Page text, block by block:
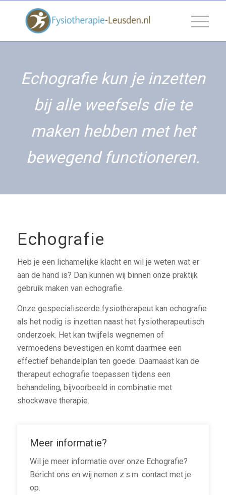
Echografie kun je inzetten
bij alle weefsels die te
maken hebben met het
bewegend functioneren.
Echografie
Heb je een lichamelijke klacht en wil je weten wat er
aan de hand is? Dan kunnen wij binnen onze praktijk
gebruik maken van echografie.
Onze gespecialiseerde fysiotherapeut kan echografie
als het nodig is inzetten naast het fysiotherapeutisch
onderzoek. Het kan twijfels wegnemen of
vermoedens bevestigen en komt daarmee een
effectief behandelplan ten goede. Daarnaast kan de
therapeut echografie toepassen tijdens een
behandeling, bijvoorbeeld in combinatie met
shockwave therapie.
Meer informatie?
Wil je meer informatie over onze Echografie?
Bericht ons en wij nemen z.s.m. contact met je
op.